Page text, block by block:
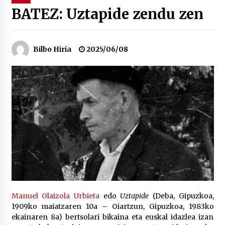
“Hiztegi bat” Gorka Urbizuk idatzitako letren
Bakaikuko barnetegitik gazteek egindako saio
berezia
2026/07/16
Tuba eta bonbardinoaren astea, Bilboko
Kontserbatorioan protagonista
2026/07/16
Auzoportala : 1×04 Auzofoniak
2026/07/15
Gaur abitua da Bilbao bbk live jaialdia
2026/07/09
BATEZ: Uztapide zendu zen
Bilbo Hiria 2025/06/08
Manuel Olaizola Urbietaedo Uztapide (Deba, Gipuzkoa,
1909ko maiatzaren 10a – Oiartzun, Gipuzkoa, 1983ko
ekainaren 8a) bertsolari bikaina eta euskal idazlea izan